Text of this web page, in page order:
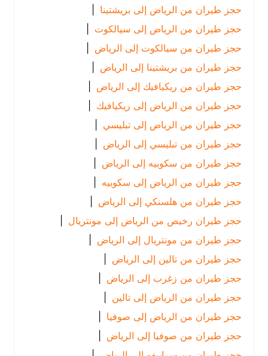
حجز طيران من الرياض إلى بريشتينا |
حجز طيران من الرياض إلى سيالكوت |
حجز طيران من سيالكوت إلى الرياض
|
حجز طيران من بريشتينا إلى الرياض
|
حجز طيران من ريكيافيك إلى الرياض
|
حجز طيران من الرياض إلى ريكيافيك |
حجز طيران من الرياض إلى تبليسي |
حجز طيران من تبليسي إلى الرياض
|
حجز طيران من سكوبيه إلى الرياض
|
حجز طيران من الرياض إلى سكوبيه |
حجز طيران من هلسنكي إلى الرياض
|
حجز طيران رخيص من الرياض إلى مونتريال |
حجز طيران من مونتريال إلى الرياض
|
حجز طيران من تالين إلى الرياض
|
حجز طيران من زغرب إلى الرياض
|
حجز طيران من الرياض إلى تالين
|
حجز طيران من الرياض إلى صوفيا
|
حجز طيران من صوفيا إلى الرياض
|